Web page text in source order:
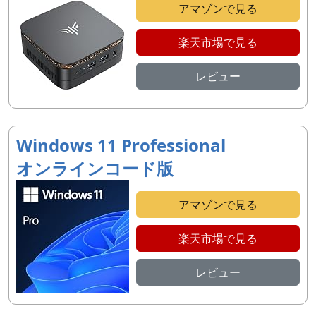
アマゾンで見る
楽天市場で見る
レビュー
Windows 11 Professional
オンラインコード版
アマゾンで見る
楽天市場で見る
レビュー